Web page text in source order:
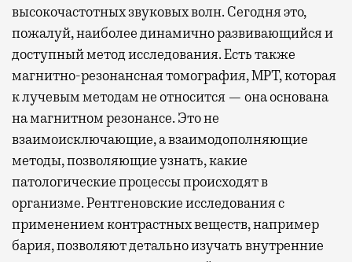
высокочастотных звуковых волн. Сегодня это,
пожалуй, наиболее динамично развивающийся и
доступный метод исследования. Есть также
магнитно-резонансная томография, МРТ, которая
к лучевым методам не относится — она основана
на магнитном резонансе. Это не
взаимоисключающие, а взаимодополняющие
методы, позволяющие узнать, какие
патологические процессы происходят в
организме. Рентгеновские исследования с
применением контрастных веществ, например
бария, позволяют детально изучать внутренние